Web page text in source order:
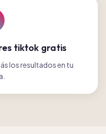
tiktok gratis
los resultados en tu